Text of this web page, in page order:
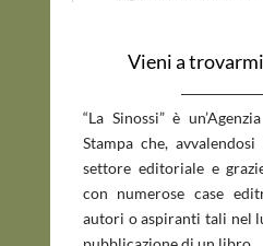
Vieni a
“La Sinossi” è
Stampa che,
settore editoriale e
con numerose case
autori o aspiranti tali nel